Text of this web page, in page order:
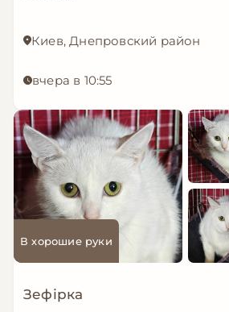
Киев, Днепровский район
вчера в 10:55
В хорошие руки
Зефірка